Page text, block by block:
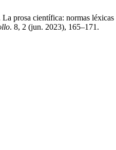
prosa científica: normas
. 8, 2 (jun. 2023), 165–171.